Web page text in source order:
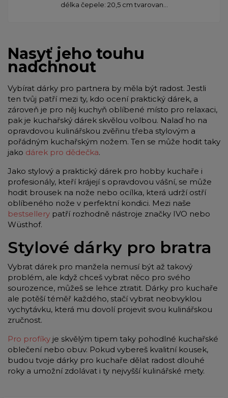
délka čepele: 20,5 cm tvarovan...
Nasyť jeho touhu
nadchnout
Vybírat dárky pro partnera by měla být radost. Jestli
ten tvůj patří mezi ty, kdo ocení praktický dárek, a
zároveň je pro něj kuchyň oblíbené místo pro relaxaci,
pak je kuchařský dárek skvělou volbou. Nalaď ho na
opravdovou kulinářskou zvěřinu třeba stylovým a
pořádným kuchařským nožem. Ten se může hodit taky
jako dárek pro dědečka.
Jako stylový a praktický dárek pro hobby kuchaře i
profesionály, kteří krájejí s opravdovou vášní, se může
hodit brousek na nože nebo ocílka, která udrží ostří
oblíbeného nože v perfektní kondici. Mezi naše
bestsellery patří rozhodně nástroje značky IVO nebo
Wüsthof.
Stylové dárky pro bratra
Vybrat dárek pro manžela nemusí být až takový
problém, ale když chceš vybrat něco pro svého
sourozence, můžeš se lehce ztratit. Dárky pro kuchaře
ale potěší téměř každého, stačí vybrat neobvyklou
vychytávku, která mu dovolí projevit svou kulinářskou
zručnost.
Pro profíky je skvělým tipem taky pohodlné kuchařské
oblečení nebo obuv. Pokud vybereš kvalitní kousek,
budou tvoje dárky pro kuchaře dělat radost dlouhé
roky a umožní zdolávat i ty nejvyšší kulinářské mety.